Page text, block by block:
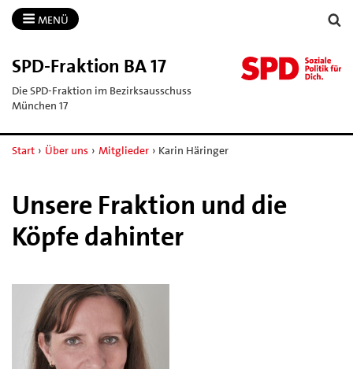
MENÜ
SPD-​Fraktion BA 17
Die SPD-Fraktion im Bezirksausschuss
München 17
Start › Über uns › Mitglieder › Karin Häringer
Unsere Fraktion und die
Köpfe dahinter